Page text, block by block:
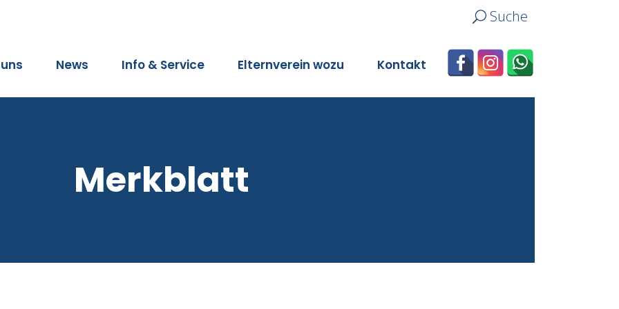
Suche
News Info & Service Elternverein wozu Kontakt
Merkblatt